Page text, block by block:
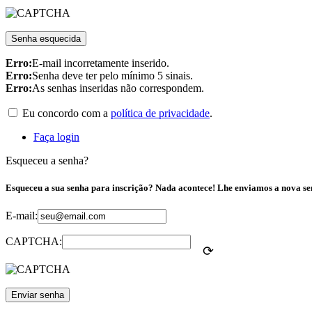
Senha esquecida
Erro:E-mail incorretamente inserido.
Erro:Senha deve ter pelo mínimo 5 sinais.
Erro:As senhas inseridas não correspondem.
Eu concordo com a política de privacidade.
Faça login
Esqueceu a senha?
Esqueceu a sua senha para inscrição? Nada acontece! Lhe enviamos a nova
E-mail:
CAPTCHA:
⟳
Enviar senha